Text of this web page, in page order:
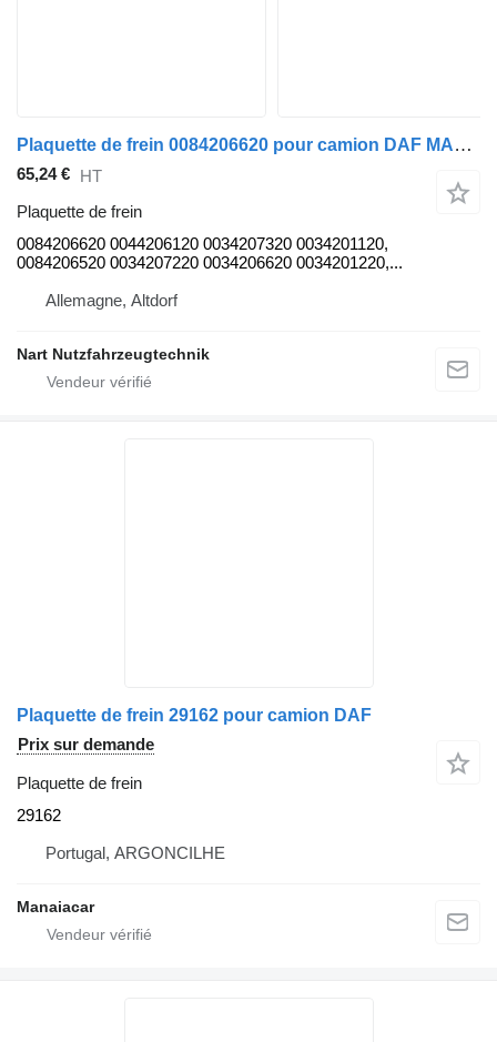
Plaquette de frein 0084206620 pour camion DAF MAN MERCEDES
65,24 € HT
Plaquette de frein
0084206620 0044206120 0034207320 0034201120,
0084206520 0034207220 0034206620 0034201220,...
Allemagne, Altdorf
Nart Nutzfahrzeugtechnik
Plaquette de frein 29162 pour camion DAF
Prix sur demande
Plaquette de frein
29162
Portugal, ARGONCILHE
Manaiacar